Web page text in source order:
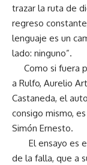
trazar la ruta de
regreso
lenguaje es un
lado: ninguno”.
Como si fuera
a Rulfo, Aurelio
Castaneda, el
consigo mismo,
Simón Ernesto.
El ensayo es el
de la falla, que a